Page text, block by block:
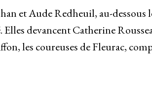
et Aude Redheuil, au-dessous
devancent Catherine
les coureuses de Fleurac,